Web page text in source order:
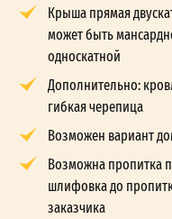
Крыша прямая
может быть
односкатной
Дополнительно:
гибкая черепица
Возможен вариант
Возможна пропитка
шлифовка до
заказчика